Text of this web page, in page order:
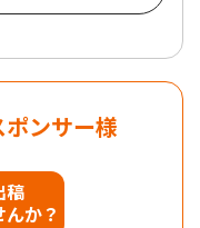
ンサー様
稿
んか？